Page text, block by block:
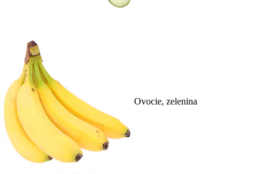
Ovocie, zelenina